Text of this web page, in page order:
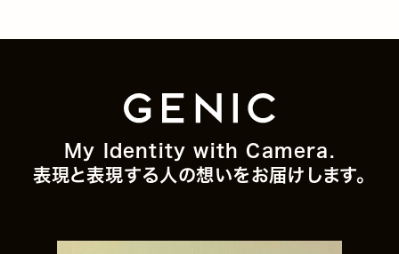
My Identity with Camera.
表現と表現する人の想いをお届けします。